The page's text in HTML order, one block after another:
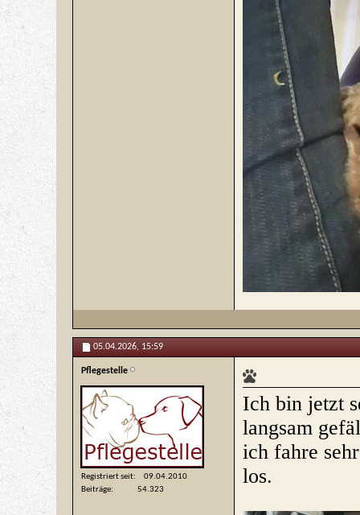
05.04.2026, 15:59
Pflegestelle
Registriert seit
09.04.2010
Beiträge
54.323
Ich bin jetzt
langsam
ich fahre
los.